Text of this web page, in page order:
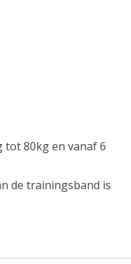
tot 80kg en vanaf 6
de trainingsband is